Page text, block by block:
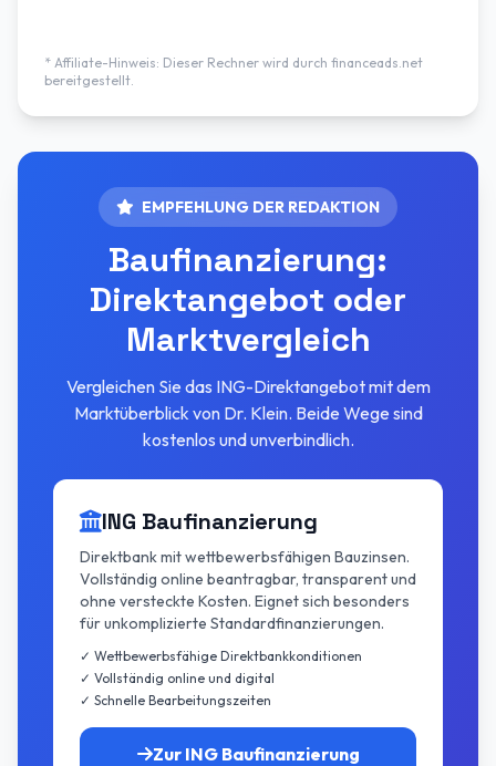
* Affiliate-Hinweis: Dieser Rechner wird durch financeads.net
bereitgestellt.
EMPFEHLUNG DER REDAKTION
Baufinanzierung:
Direktangebot oder
Marktvergleich
Vergleichen Sie das ING-Direktangebot mit dem
Marktüberblick von Dr. Klein. Beide Wege sind
kostenlos und unverbindlich.
ING Baufinanzierung
Direktbank mit wettbewerbsfähigen Bauzinsen.
Vollständig online beantragbar, transparent und
ohne versteckte Kosten. Eignet sich besonders
für unkomplizierte Standardfinanzierungen.
✓ Wettbewerbsfähige Direktbankkonditionen
✓ Vollständig online und digital
✓ Schnelle Bearbeitungszeiten
Zur ING Baufinanzierung